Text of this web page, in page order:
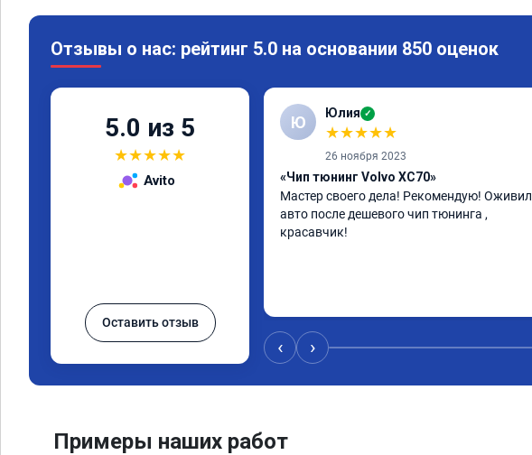
Отзывы о нас: рейтинг 5.0 на основании 850 оценок
5.0 из 5
★★★★★
Avito
Оставить отзыв
Ю Юлия ✓
★★★★★
26 ноября 2023
«Чип тюнинг Volvo XC70»
Мастер своего дела! Рекомендую! Оживил
авто после дешевого чип тюнинга ,
красавчик!
‹ ›
Примеры наших работ